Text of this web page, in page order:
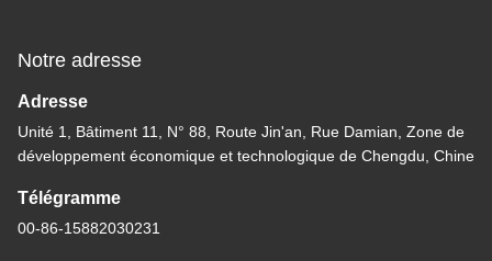
Notre adresse
Adresse
Unité 1, Bâtiment 11, N° 88, Route Jin'an, Rue Damian, Zone de
développement économique et technologique de Chengdu, Chine
Télégramme
00-86-15882030231